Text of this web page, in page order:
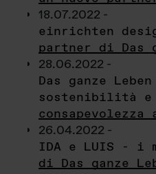
18.07.2022 -
einrichten
partner di Das
28.06.2022 -
Das ganze
sostenibilità
consapevolezza
26.04.2022 -
IDA e LUIS - i
di Das ganze